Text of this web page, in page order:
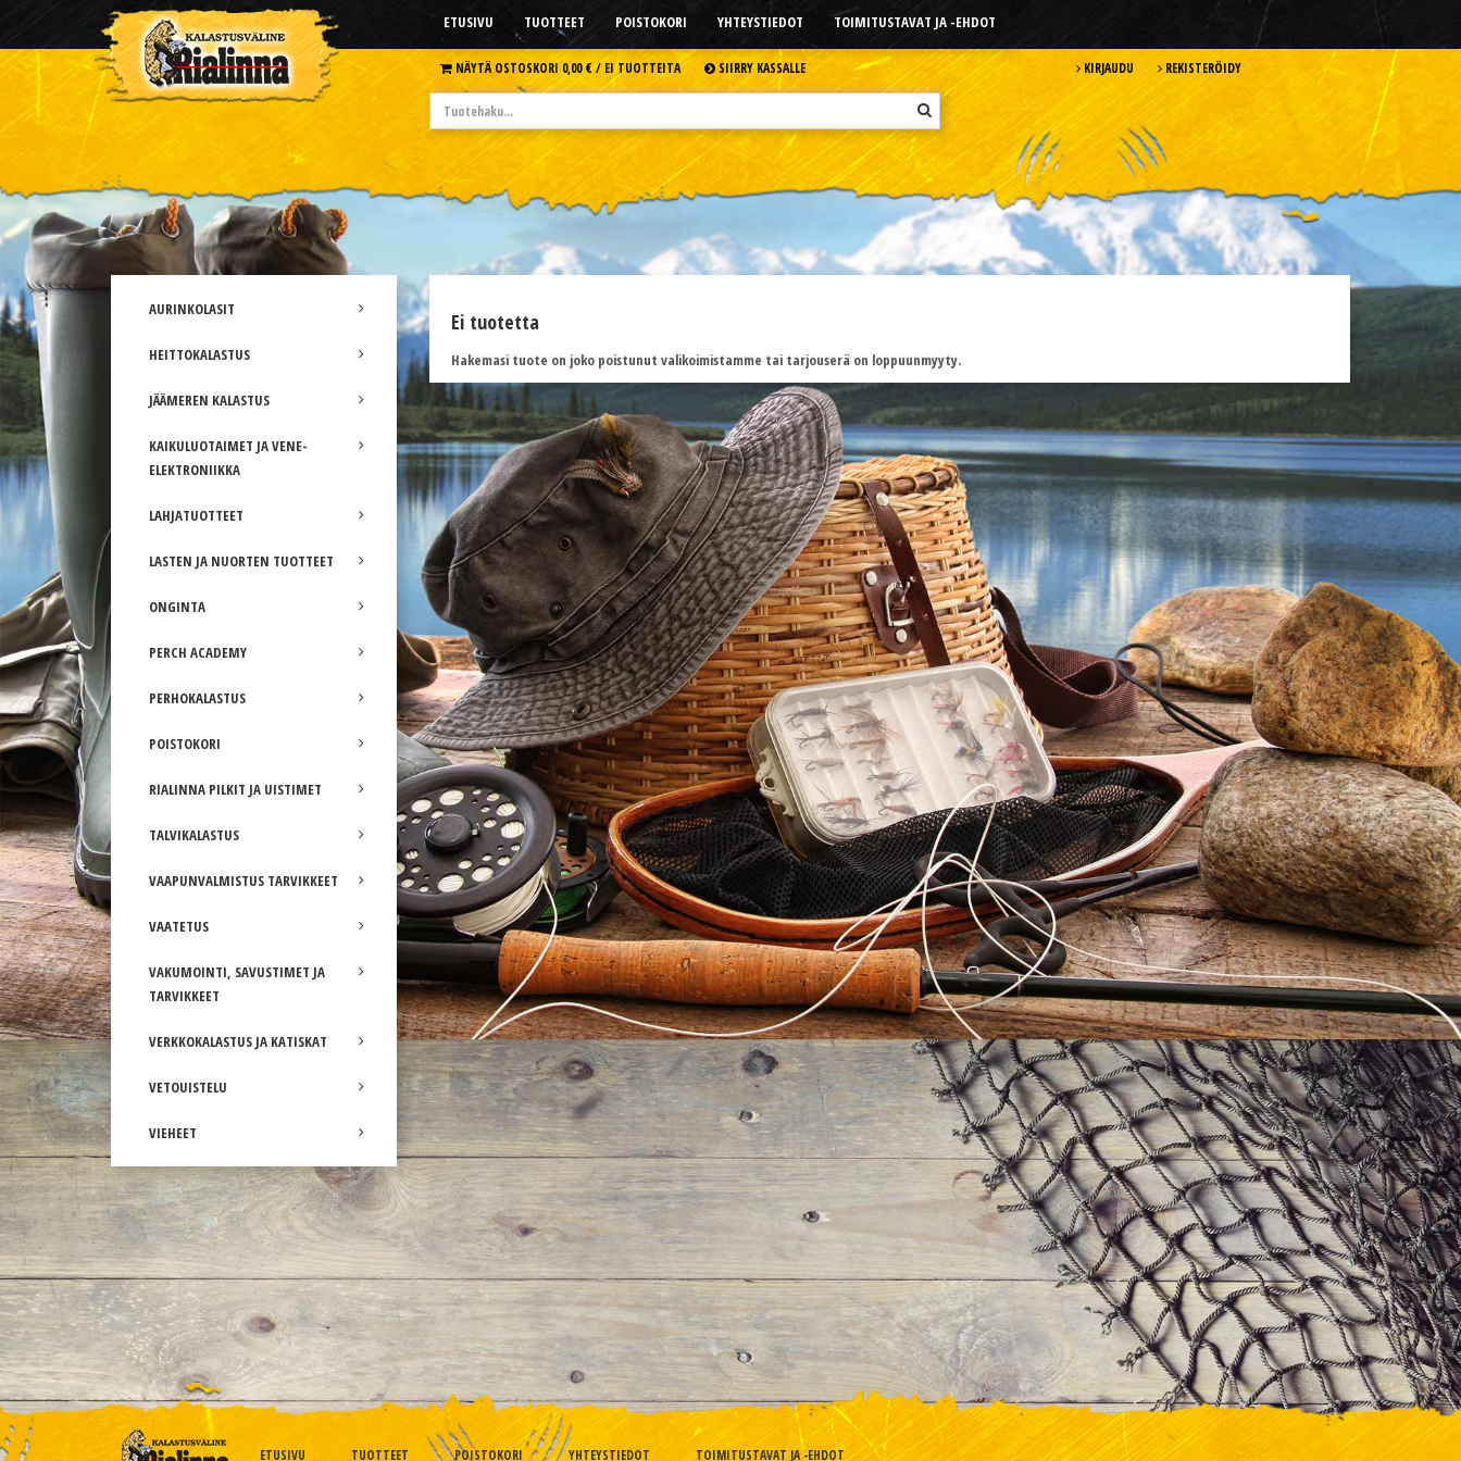
ETUSIVU TUOTTEET POISTOKORI YHTEYSTIEDOT TOIMITUSTAVAT JA -EHDOT
NÄYTÄ OSTOSKORI 0,00 € /EI TUOTTEITA SIIRRY KASSALLE KIRJAUDU REKISTERÖIDY
AURINKOLASIT
HEITTOKALASTUS
JÄÄMEREN KALASTUS
KAIKULUOTAIMET JA VENE-
ELEKTRONIIKKA
LAHJATUOTTEET
LASTEN JA NUORTEN TUOTTEET
ONGINTA
PERCH ACADEMY
PERHOKALASTUS
POISTOKORI
RIALINNA PILKIT JA UISTIMET
TALVIKALASTUS
VAAPUNVALMISTUS TARVIKKEET
VAATETUS
VAKUMOINTI, SAVUSTIMET JA
TARVIKKEET
VERKKOKALASTUS JA KATISKAT
VETOUISTELU
VIEHEET
Ei tuotetta
Hakemasi tuote on joko poistunut valikoimistamme tai tarjouserä on loppuunmyyty.
ETUSIVU TUOTTEET POISTOKORI YHTEYSTIEDOT TOIMITUSTAVAT JA -EHDOT